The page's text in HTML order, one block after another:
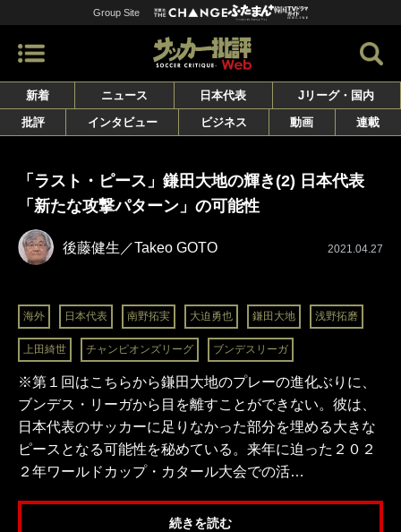
Group Site
新着 ニュース 日本代表
Jリーグ・国内
批評
インタビュー ビジネス 動画 連載
「ラスト・ピース」鎌田大地の輝き(2) 日本代表
「新たな攻撃パターン」の可能性
後藤健生／Takeo GOTO 2021.04.27
海外 日本代表 南野拓実 大迫勇也 鎌田大地 浅野拓磨
上田綺世 チャンピオンズリーグ ブンデスリーガ
※第１回はこちらから鎌田大地のプレーの進化ぶりに、
ブンデス・リーガから目を離すことができない。彼は、
日本代表のサッカーに足りなかった部分を埋める大きな
ピースとなる可能性を秘めている。来年に迫った２０２
２年ワールドカップ・カタール大会での活…
続きを読む